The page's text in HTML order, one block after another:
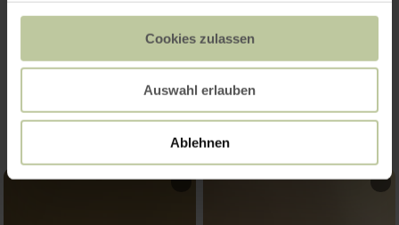
Cookies zulassen
Auswahl erlauben
Ablehnen
Impressionen